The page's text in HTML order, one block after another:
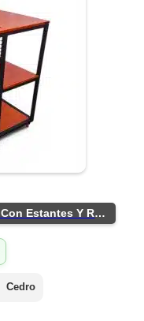
Mueble Para Horno De Empotrar Con Estantes Y Ruedas
Cedro